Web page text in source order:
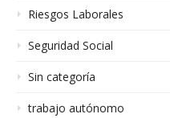
Riesgos Laborales
Seguridad Social
Sin categoría
trabajo autónomo